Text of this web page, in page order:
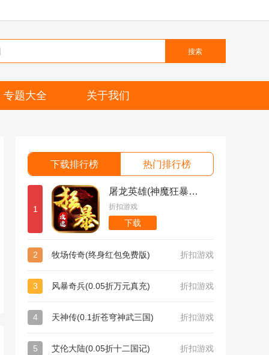
搜索
专题大全 关于我们
下载排行榜 热门排行榜
1
屠龙英雄(神魔狂暴攻速单职)
折扣游戏
下载
2 牧场传奇(终身红包免费版) 折扣游戏
3 风暴奇兵(0.05折万元真充) 折扣游戏
4 天神传(0.1折苍穹神武三国) 折扣游戏
5 艾伦大陆(0.05折十二国记) 折扣游戏